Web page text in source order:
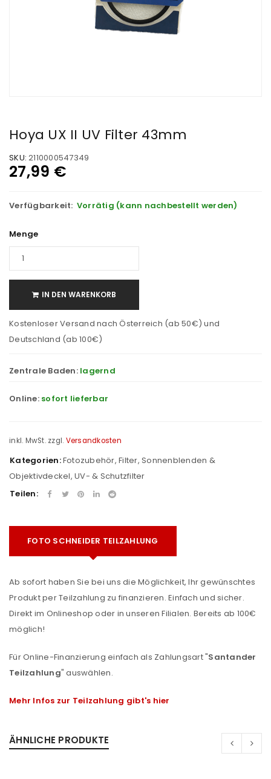
Hoya UX II UV Filter 43mm
SKU: 2110000547349
27,99 €
Verfügbarkeit: Vorrätig (kann nachbestellt werden)
Menge
IN DEN WARENKORB
Kostenloser Versand nach Österreich (ab 50€) und
Deutschland (ab 100€)
Zentrale Baden: lagernd
Online: sofort lieferbar
inkl. MwSt. zzgl. Versandkosten
Kategorien:Fotozubehör, Filter, Sonnenblenden &
Objektivdeckel, UV- & Schutzfilter
Teilen:
FOTO SCHNEIDER TEILZAHLUNG
Ab sofort haben Sie bei uns die Möglichkeit, Ihr gewünschtes
Produkt per Teilzahlung zu finanzieren. Einfach und sicher.
Direkt im Onlineshop oder in unseren Filialen. Bereits ab 100€
möglich!
Für Online-Finanzierung einfach als Zahlungsart "Santander
Teilzahlung" auswählen.
Mehr Infos zur Teilzahlung gibt's hier
ÄHNLICHE PRODUKTE